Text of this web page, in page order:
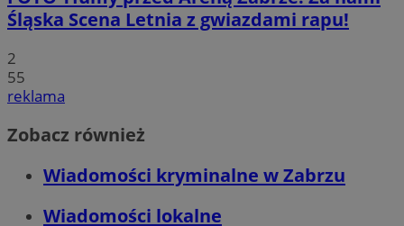
Śląska Scena Letnia z gwiazdami rapu!
2
55
reklama
Zobacz również
Wiadomości kryminalne w Zabrzu
Wiadomości lokalne